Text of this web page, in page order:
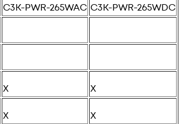
C3K-PWR-265WAC C3K-PWR-265WDC
X X
X X